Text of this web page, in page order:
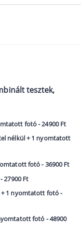
tesztek,
fotó - 24900 Ft
nélkül + 1 nyomtatott
fotó - 36900 Ft
27900 Ft
1 nyomtatott fotó -
fotó - 48900